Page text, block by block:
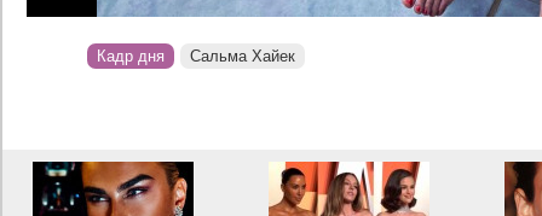
Кадр дня Сальма Хайек